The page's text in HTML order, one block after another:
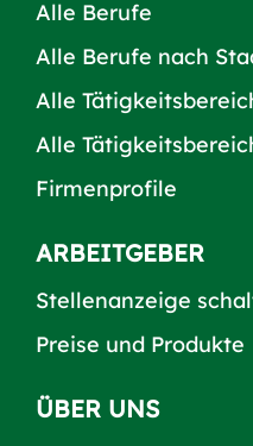
Alle Berufe
Alle Berufe nach
Alle
Alle
Firmenprofile
ARBEITGEBER
Stellenanzeige
Preise und Produkte
ÜBER UNS